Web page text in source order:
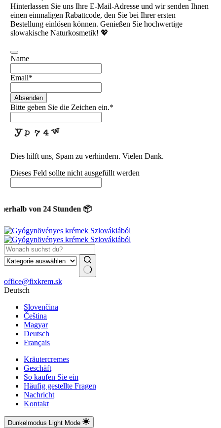
Hinterlassen Sie uns Ihre E-Mail-Adresse und wir senden Ihnen
einen einmaligen Rabattcode, den Sie bei Ihrer ersten
Bestellung einlösen können. Genießen Sie hochwertige
slowakische Naturkosmetik! 💖
Name
Email*
Absenden
Bitte geben Sie die Zeichen ein.*
Dies hilft uns, Spam zu verhindern. Vielen Dank.
Dieses Feld sollte nicht ausgefüllt werden
von 24 Stunden 📦
Keine
Ergebnisse
office@fixkrem.sk
Deutsch
Slovenčina
Čeština
Magyar
Deutsch
Français
Kräutercremes
Geschäft
So kaufen Sie ein
Häufig gestellte Fragen
Nachricht
Kontakt
Dunkelmodus Light Mode